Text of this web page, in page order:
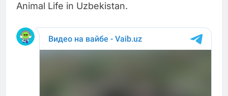
Animal Life in Uzbekistan.